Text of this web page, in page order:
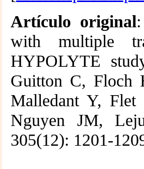
Artículo original
with multiple
HYPOLYTE
Guitton C, Floch
Malledant Y,
Nguyen JM,
305(12): 1201-